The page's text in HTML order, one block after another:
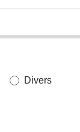
Divers